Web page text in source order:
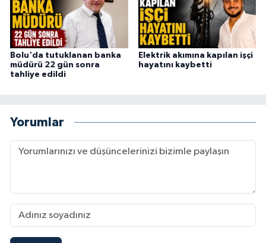
Bolu'da tutuklanan banka
müdürü 22 gün sonra
tahliye edildi
Elektrik akımına kapılan işçi
hayatını kaybetti
Yorumlar